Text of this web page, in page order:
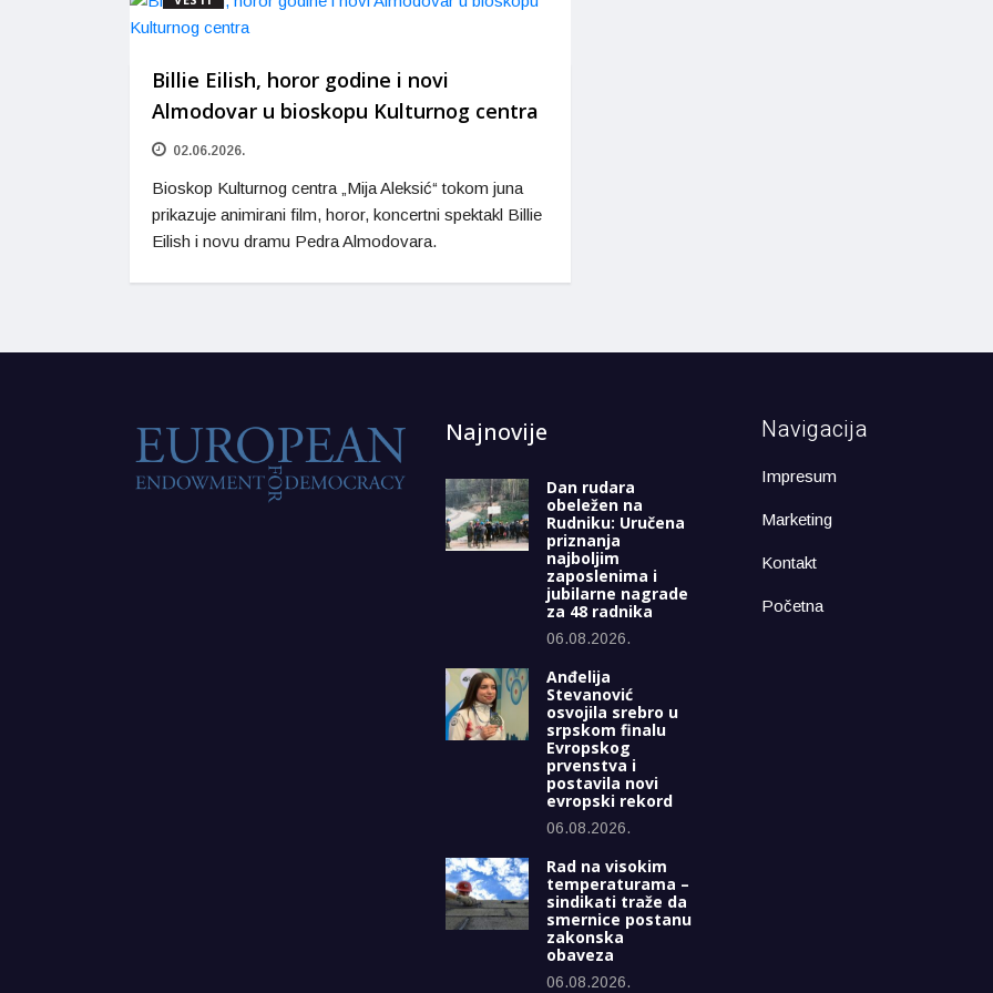
Billie Eilish, horor godine i novi
Almodovar u bioskopu Kulturnog centra
02.06.2026.
Bioskop Kulturnog centra „Mija Aleksić“ tokom juna
prikazuje animirani film, horor, koncertni spektakl Billie
Eilish i novu dramu Pedra Almodovara.
Najnovije
Dan rudara
obeležen na
Rudniku: Uručena
priznanja
najboljim
zaposlenima i
jubilarne nagrade
za 48 radnika
06.08.2026.
Anđelija
Stevanović
osvojila srebro u
srpskom finalu
Evropskog
prvenstva i
postavila novi
evropski rekord
06.08.2026.
Rad na visokim
temperaturama –
sindikati traže da
smernice postanu
zakonska
obaveza
06.08.2026.
Navigacija
Impresum
Marketing
Kontakt
Početna